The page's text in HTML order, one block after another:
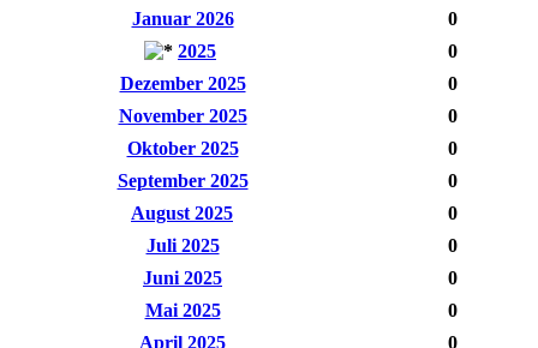
Januar 2026
0
2025
0
Dezember 2025
0
November 2025
0
Oktober 2025
0
September 2025
0
August 2025
0
Juli 2025
0
Juni 2025
0
Mai 2025
0
April 2025
0